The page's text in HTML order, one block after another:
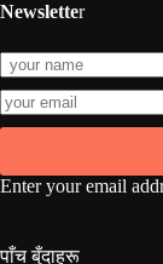
Newsletter
Enter your email
पाँच बुँदाहरू